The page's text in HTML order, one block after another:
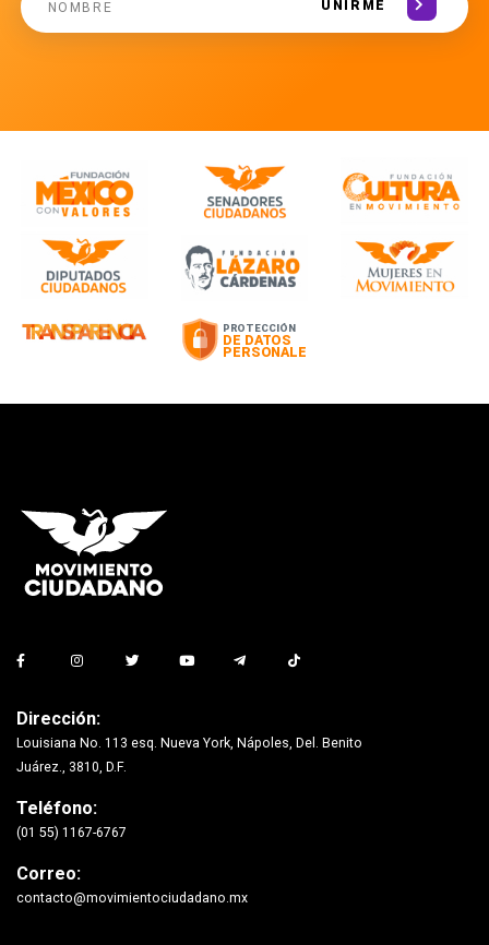
UNIRME
Dirección:
Louisiana No. 113 esq. Nueva York, Nápoles, Del. Benito
Juárez., 3810, D.F.
Teléfono:
(01 55) 1167-6767
Correo:
contacto@movimientociudadano.mx